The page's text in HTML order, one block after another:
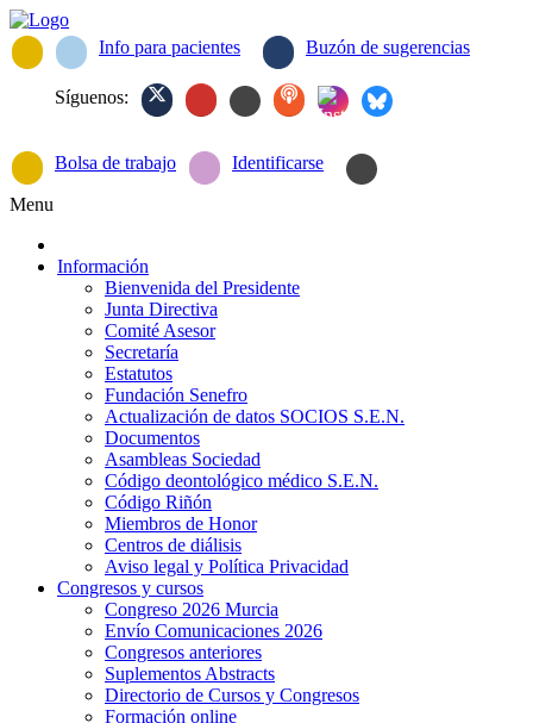
Info para pacientes Buzón de sugerencias
Síguenos:
Bolsa de trabajo Identificarse
Menu
Información
Bienvenida del Presidente
Junta Directiva
Comité Asesor
Secretaría
Estatutos
Fundación Senefro
Actualización de datos SOCIOS S.E.N.
Documentos
Asambleas Sociedad
Código deontológico médico S.E.N.
Código Riñón
Miembros de Honor
Centros de diálisis
Aviso legal y Política Privacidad
Congresos y cursos
Congreso 2026 Murcia
Envío Comunicaciones 2026
Congresos anteriores
Suplementos Abstracts
Directorio de Cursos y Congresos
Formación online